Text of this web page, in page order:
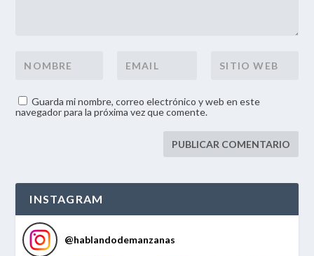
Guarda mi nombre, correo electrónico y web en este
navegador para la próxima vez que comente.
INSTAGRAM
@hablandodemanzanas